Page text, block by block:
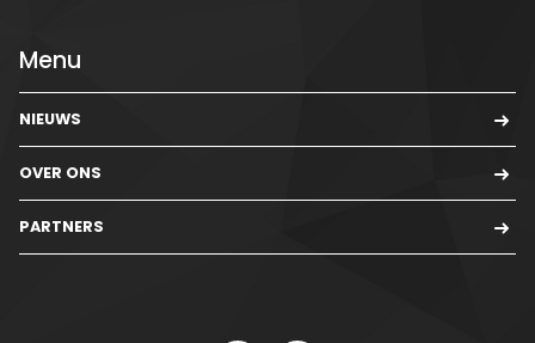
Menu
NIEUWS
OVER ONS
PARTNERS